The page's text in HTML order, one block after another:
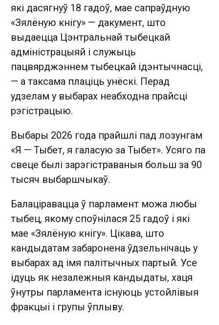
які дасягнуў 18 гадоў, мае сапраўдную
«Зялёную кнігу» — дакумент, што
выдаецца Цэнтральнай тыбецкай
адміністрацыяй і служыць
пацвярджэннем тыбецкай ідэнтычнасці,
— а таксама плаціць унёскі. Перад
удзелам у выбарах неабходна прайсці
рэгістрацыю.
Выбары 2026 года прайшлі пад лозунгам
«Я — Тыбет, я галасую за Тыбет». Усяго па
свеце былі зарэгістраваныя больш за 90
тысяч выбаршчыкаў.
Балаціравацца ў парламент можа любы
тыбец, якому споўнілася 25 гадоў і які
мае «Зялёную кнігу». Цікава, што
кандыдатам забаронена ўдзельнічаць у
выбарах ад імя палітычных партый. Усе
ідуць як незалежныя кандыдаты, хаця
ўнутры парламента існуюць устойлівыя
фракцыі і групы ўплыву.